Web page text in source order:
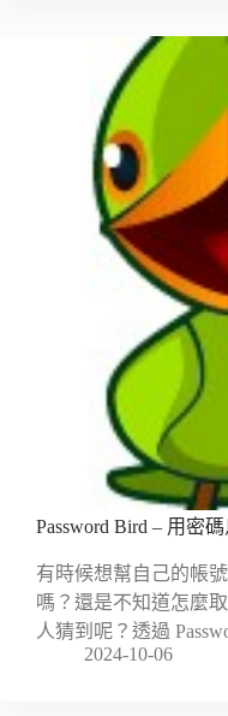
Password Bird – 用密
有時候想幫自己的帳
嗎？還是不知道怎麼
人猜到呢？透過
2024-10-06